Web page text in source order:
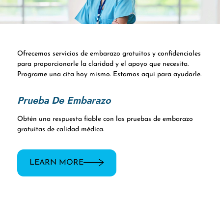
Ofrecemos servicios de embarazo gratuitos y confidenciales
para proporcionarle la claridad y el apoyo que necesita.
Programe una cita hoy mismo. Estamos aquí para ayudarle.
Prueba De Embarazo
Obtén una respuesta fiable con las pruebas de embarazo
gratuitas de calidad médica.
LEARN MORE